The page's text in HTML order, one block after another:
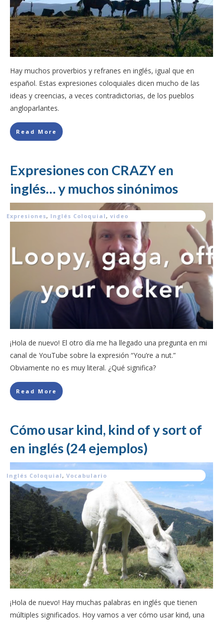
Hay muchos proverbios y refranes en inglés, igual que en
español. Estas expresiones coloquiales dicen mucho de las
ideas y creencias, a veces contradictorias, de los pueblos
angloparlantes.
Read More
Expresiones con CRAZY en
inglés… y muchos sinónimos
Expresiones, Inglés Coloquial, video
¡Hola de nuevo! El otro día me ha llegado una pregunta en mi
canal de YouTube sobre la expresión “You’re a nut.”
Obviamente no es muy literal. ¿Qué significa?
Read More
Cómo usar kind, kind of y sort of
en inglés (24 ejemplos)
Inglés Coloquial, Vocabulario
¡Hola de nuevo! Hay muchas palabras en inglés que tienen
múltiples significados. Hoy vamos a ver cómo usar kind, una